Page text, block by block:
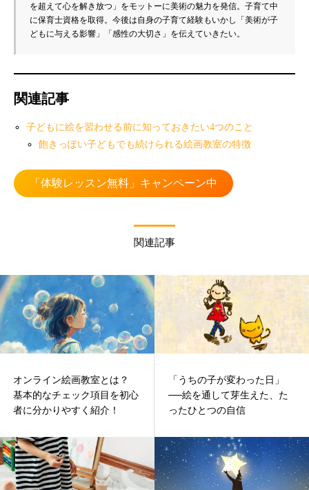
を超えて心を解き放つ」をモットーに美術の魅力を発信。子育て中
に保育士資格を取得。今後は自身の子育て経験もいかし「美術が子
どもに与える影響」「感性の大切さ」を伝えていきたい。
関連記事
子どもに絵を習わせる前に知っておきたい4つのこと
飽きっぽい子どもでも続けられる絵画教室の特徴
「体験レッスン無料」キャンペーン中
関連記事
オンライン絵画教室とは？
基本的なチェック項目を初心
者に分かりやすく紹介！
「うちの子が変わった日」
──絵を通して芽生えた、た
ったひとつの自信